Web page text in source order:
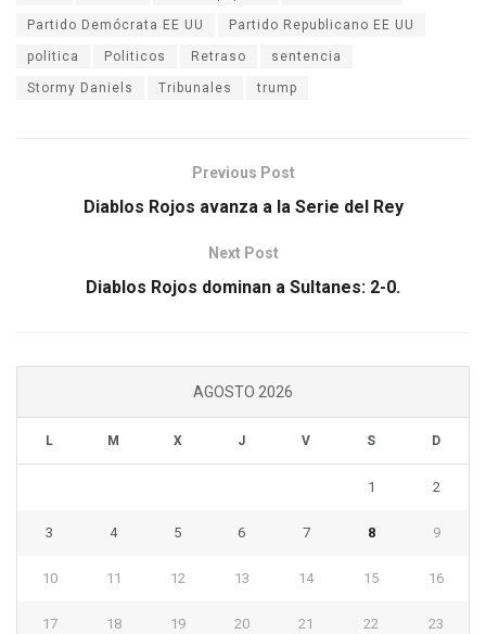
Partido Demócrata EE UU Partido Republicano EE UU
politica Politicos Retraso sentencia
Stormy Daniels Tribunales trump
Previous Post
Diablos Rojos avanza a la Serie del Rey
Next Post
Diablos Rojos dominan a Sultanes: 2-0.
AGOSTO 2026
L M X J V S D
1 2
3 4 5 6 7 8 9
10 11 12 13 14 15 16
17 18 19 20 21 22 23